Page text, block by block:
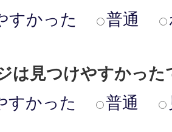
すかった
普通
は見つけやすかった
すかった
普通